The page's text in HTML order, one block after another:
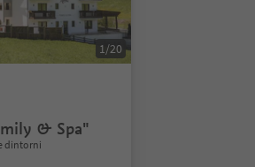
1/20
& Spa"
dintorni